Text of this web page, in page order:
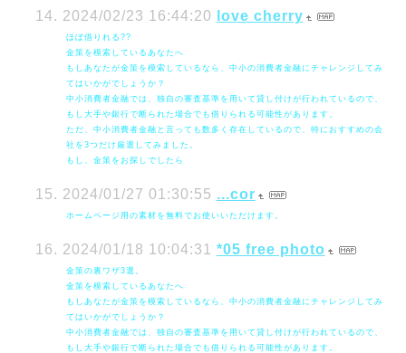
2024/02/23 16:44:20 love cherry
ほぼ借りれる??
金策を模索しているあなたへ
もしあなたが金策を模索しているなら、中小の消費者金融にチャレンジしてみ
てはいかがでしょうか？
中小消費者金融では、独自の審査基準を用いて貸し付けが行われているので、
もし大手や銀行で断られた場合でも借りられる可能性があります。
ただ、中小消費者金融と言っても数多く存在しているので、特におすすめの会
社を3つだけ厳選してみました。
もし、金策をお探しでしたら
2024/01/27 01:30:55 ...cor
ホームページ用の素材を無料でお使いいただけます。
2024/01/18 10:04:31 *05 free photo
金策の裏ワザ3選。
金策を模索しているあなたへ
もしあなたが金策を模索しているなら、中小の消費者金融にチャレンジしてみ
てはいかがでしょうか？
中小消費者金融では、独自の審査基準を用いて貸し付けが行われているので、
もし大手や銀行で断られた場合でも借りられる可能性があります。